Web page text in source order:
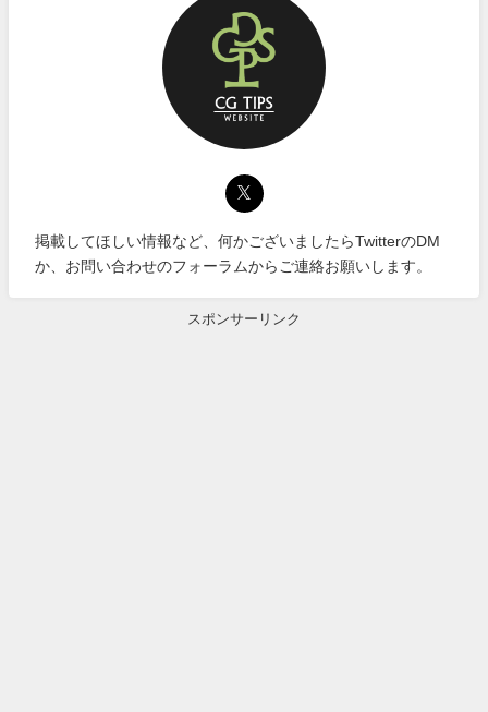
掲載してほしい情報など、何かございましたらTwitterのDM
か、お問い合わせのフォーラムからご連絡お願いします。
スポンサーリンク